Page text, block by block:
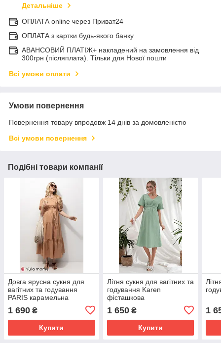
Детальніше
ОПЛАТА online через Приват24
ОПЛАТА з картки будь-якого банку
АВАНСОВИЙ ПЛАТІЖ+ накладений на замовлення від
300грн (післяплата). Тільки для Нової пошти
Всі умови оплати
Умови повернення
Повернення товару впродовж 14 днів за домовленістю
Всі умови повернення
Подібні товари компанії
Довга ярусна сукня для
вагітних та годування
PARIS карамельна
1 690 ₴
Купити
Літня сукня для вагітних та
годування Karen
фісташкова
1 650₴
Купити
1